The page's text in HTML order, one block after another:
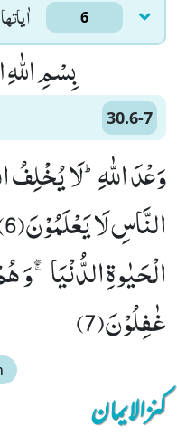
اٰياتها 6
بِسْمِ
30.6-7
وَعْدَ اللّٰهِؕ-لَا یُخْلِفُ
الْحَیٰوةِ الدُّنْیَا ۚۖ-
غٰفِلُوْنَ(7)
کنزالایمان